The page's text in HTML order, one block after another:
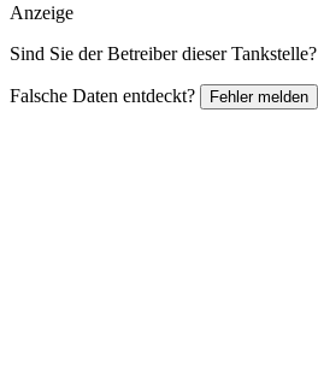
Anzeige
Sind Sie der Betreiber dieser Tankstelle?
Falsche Daten entdeckt? Fehler melden